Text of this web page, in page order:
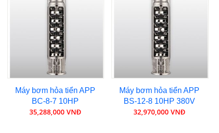
Máy bơm hỏa tiển APP
BC-8-7 10HP
35,288,000 VNĐ
Máy bơm hỏa tiển APP
BS-12-8 10HP 380V
32,970,000 VNĐ